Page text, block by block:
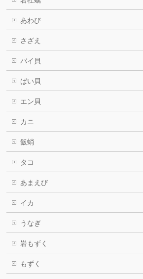
あわび
さざえ
バイ貝
ばい貝
エン貝
カニ
飯蛸
タコ
あまえび
イカ
うなぎ
岩もずく
もずく